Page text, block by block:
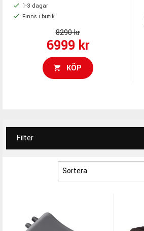
1-3 dagar
Finns i butik
8290 kr
6999 kr
KÖP
Filter